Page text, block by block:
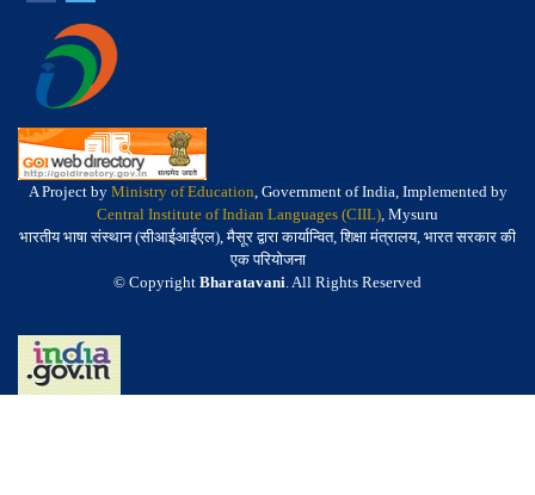
A Project by Ministry of Education, Government of India, Implemented by
Central Institute of Indian Languages (CIIL), Mysuru
भारतीय भाषा संस्थान (सीआईआईएल), मैसूर द्वारा कार्यान्वित, शिक्षा मंत्रालय, भारत सरकार की
एक परियोजना
© Copyright Bharatavani. All Rights Reserved